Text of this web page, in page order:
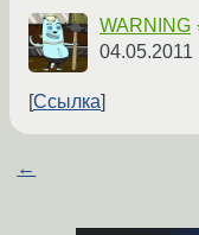
WARNING
04.05.2011
Ссылка
←